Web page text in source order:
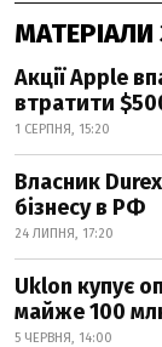
Акції Apple
втратити
1 СЕРПНЯ, 15:20
Власник
бізнесу в РФ
24 ЛИПНЯ, 17:20
Uklon купує
майже 100
5 ЧЕРВНЯ, 14:00